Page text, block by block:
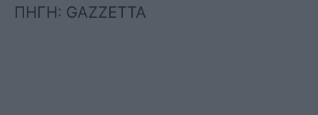
ΠΗΓΗ: GAZZETTA